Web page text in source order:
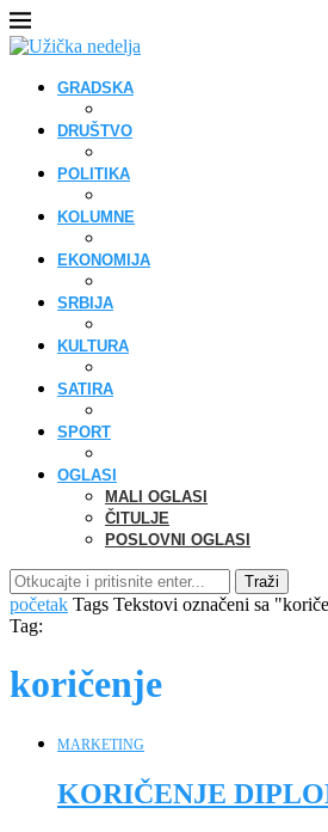
GRADSKA
DRUŠTVO
POLITIKA
KOLUMNE
EKONOMIJA
SRBIJA
KULTURA
SATIRA
SPORT
OGLASI
MALI OGLASI
ČITULJE
POSLOVNI OGLASI
Traži
početak Tags Tekstovi označeni sa
Tag:
koričenje
MARKETING
KORIČENJE